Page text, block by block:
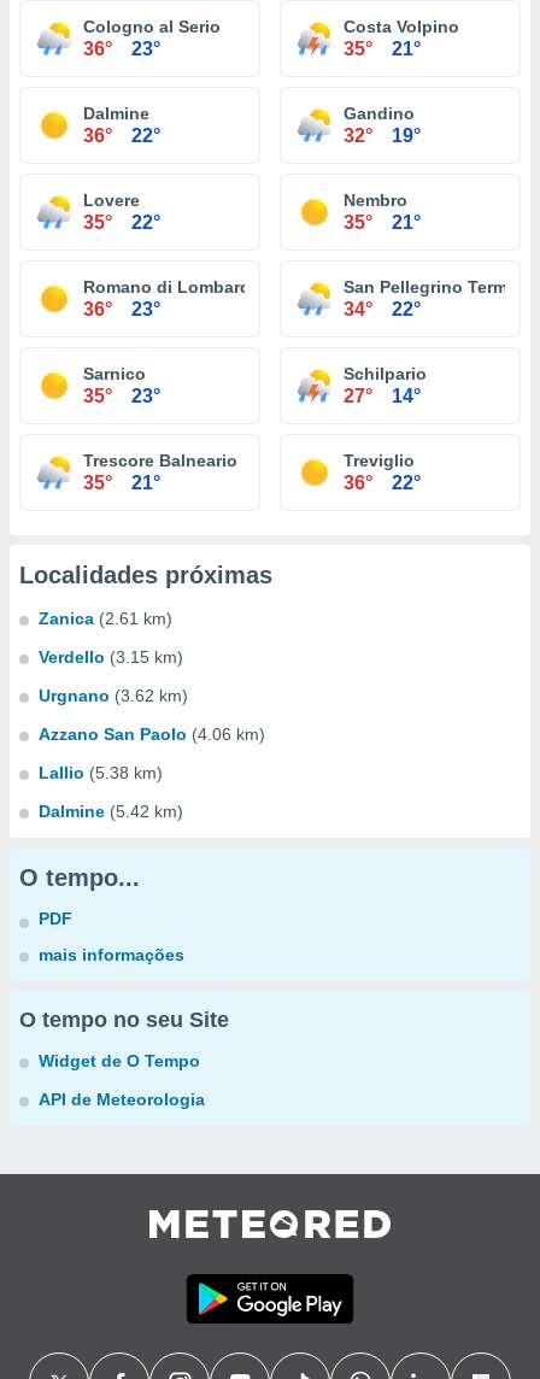
Cologno al Serio
36° 23°
Costa Volpino
35° 21°
Dalmine
36° 22°
Gandino
32° 19°
Lovere
35° 22°
Nembro
35° 21°
Romano di Lombardia
36° 23°
San Pellegrino Terme
34° 22°
Sarnico
35° 23°
Schilpario
27° 14°
Trescore Balneario
35° 21°
Treviglio
36° 22°
Localidades próximas
Zanica (2.61 km)
Verdello (3.15 km)
Urgnano (3.62 km)
Azzano San Paolo (4.06 km)
Lallio (5.38 km)
Dalmine (5.42 km)
O tempo...
PDF
mais informações
O tempo no seu Site
Widget de O Tempo
API de Meteorologia